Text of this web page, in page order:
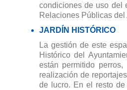
condiciones de uso del
Relaciones Públicas
JARDÍN HISTÓRICO
La gestión de este
Histórico del
están permitido
realización de
de lucro. En el resto